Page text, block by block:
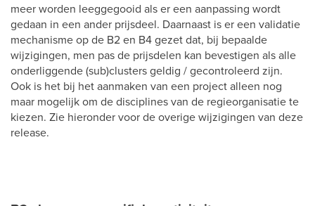
meer worden leeggegooid als er een aanpassing wordt
gedaan in een ander prijsdeel. Daarnaast is er een validatie
mechanisme op de B2 en B4 gezet dat, bij bepaalde
wijzigingen, men pas de prijsdelen kan bevestigen als alle
onderliggende (sub)clusters geldig / gecontroleerd zijn.
Ook is het bij het aanmaken van een project alleen nog
maar mogelijk om de disciplines van de regieorganisatie te
kiezen. Zie hieronder voor de overige wijzigingen van deze
release.